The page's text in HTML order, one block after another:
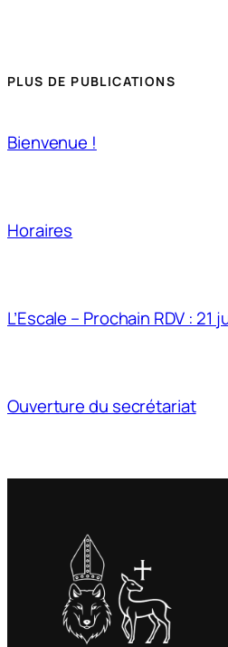
PLUS DE PUBLICATIONS
Bienvenue !
Horaires
L’Escale – Prochain RDV : 21
Ouverture du secrétariat